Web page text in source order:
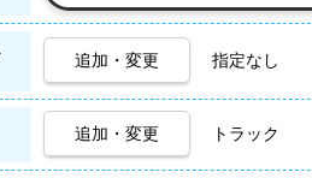
追加・変更 指定なし
追加・変更 トラック